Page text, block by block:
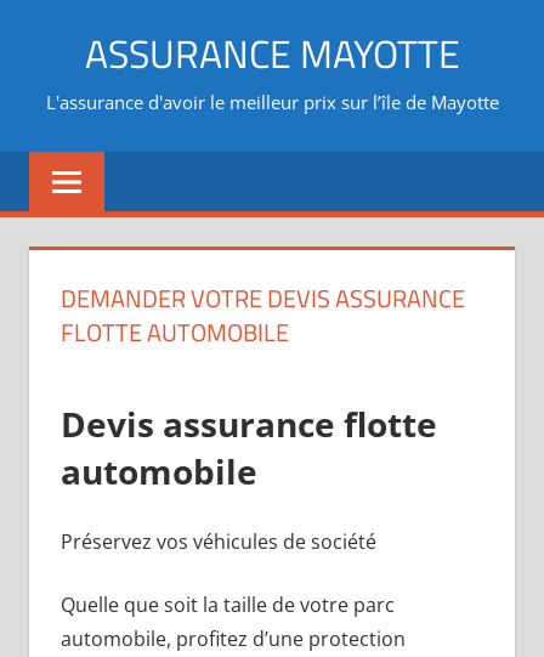
ASSURANCE MAYOTTE
L'assurance d'avoir le meilleur prix sur l’île de Mayotte
DEMANDER VOTRE DEVIS ASSURANCE
FLOTTE AUTOMOBILE
Devis assurance flotte
automobile
Préservez vos véhicules de société
Quelle que soit la taille de votre parc
automobile, profitez d’une protection